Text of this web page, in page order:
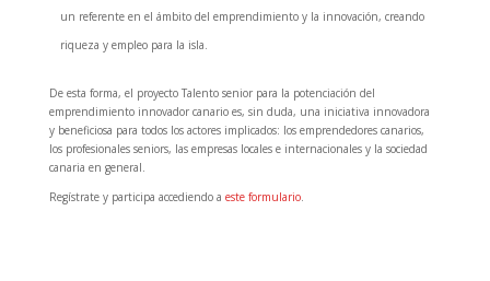
un referente en el ámbito del emprendimiento y la innovación, creando
riqueza y empleo para la isla.
De esta forma, el proyecto Talento senior para la potenciación del
emprendimiento innovador canario es, sin duda, una iniciativa innovadora
y beneficiosa para todos los actores implicados: los emprendedores canarios,
los profesionales seniors, las empresas locales e internacionales y la sociedad
canaria en general.
Regístrate y participa accediendo a este formulario.